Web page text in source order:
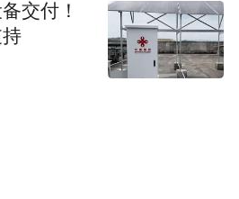
交付！